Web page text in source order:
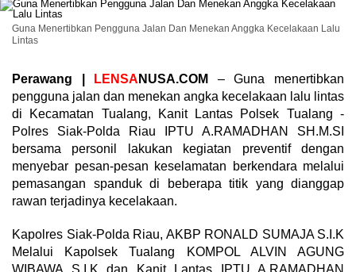
Guna Menertibkan Pengguna Jalan Dan Menekan Anggka Kecelakaan Lalu
Lintas
Perawang | LENSA NUSA.COM
– Guna menertibkan
pengguna jalan dan menekan angka kecelakaan lalu lintas
di Kecamatan Tualang, Kanit Lantas Polsek Tualang -
Polres Siak-Polda Riau IPTU A.RAMADHAN SH.M.SI
bersama personil lakukan kegiatan preventif dengan
menyebar pesan-pesan keselamatan berkendara melalui
pemasangan spanduk di beberapa titik yang dianggap
rawan terjadinya kecelakaan.
Kapolres Siak-Polda Riau, AKBP RONALD SUMAJA S.I.K
Melalui Kapolsek Tualang KOMPOL ALVIN AGUNG
WIBAWA S.I.K dan Kanit Lantas IPTU A.RAMADHAN